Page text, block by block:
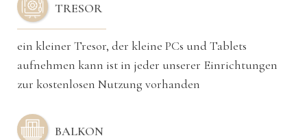
TRESOR
ein kleiner Tresor, der kleine PCs und Tablets
aufnehmen kann ist in jeder unserer Einrichtungen
zur kostenlosen Nutzung vorhanden
BALKON